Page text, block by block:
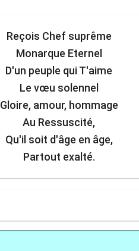
Reçois Chef suprême
Monarque Eternel
D'un peuple qui T'aime
Le vœu solennel
Gloire, amour, hommage
Au Ressuscité,
Qu'il soit d'âge en âge,
Partout exalté.